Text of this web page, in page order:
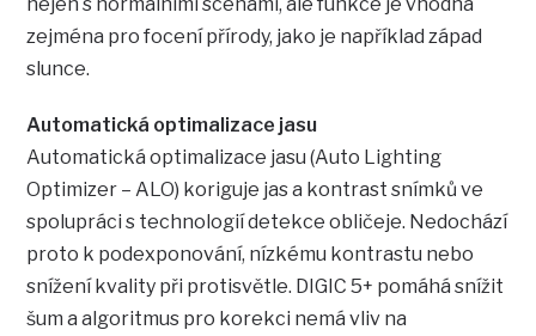
zejména pro focení přírody, jako je například západ
slunce.
Automatická optimalizace jasu
Automatická optimalizace jasu (Auto Lighting
Optimizer – ALO) koriguje jas a kontrast snímků ve
spolupráci s technologií detekce obličeje. Nedochází
proto k podexponování, nízkému kontrastu nebo
snížení kvality při protisvětle. DIGIC 5+ pomáhá snížit
šum a algoritmus pro korekci nemá vliv na